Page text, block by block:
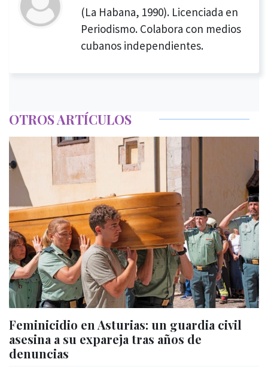
(La Habana, 1990). Licenciada en
Periodismo. Colabora con medios
cubanos independientes.
OTROS ARTÍCULOS
Feminicidio en Asturias: un guardia civil
asesina a su expareja tras años de
denuncias